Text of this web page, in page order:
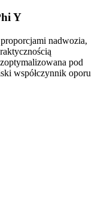
Y
nadwozia,
pod
współczynnik oporu